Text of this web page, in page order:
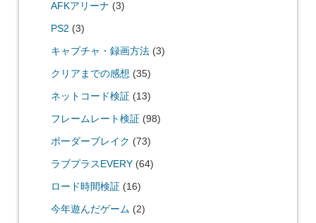
AFKアリーナ (3)
PS2 (3)
キャプチャ・録画方法(3)
クリアまでの感想 (35)
ネットコード検証 (13)
フレームレート検証 (98)
ボーダーブレイク (73)
ラブプラスEVERY(64)
ロード時間検証 (16)
今年遊んだゲーム (2)